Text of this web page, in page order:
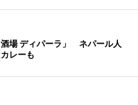
場 ディパーラ」 ネパール人
レーも